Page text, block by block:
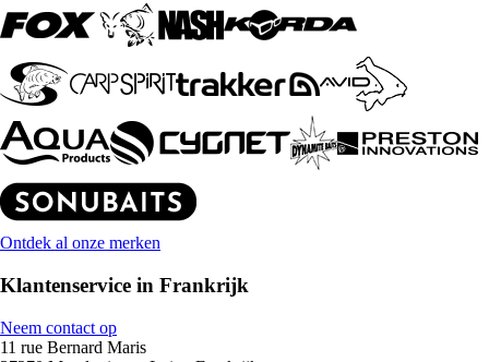
Ontdek al onze merken
Klantenservice in Frankrijk
Neem contact op
11 rue Bernard Maris